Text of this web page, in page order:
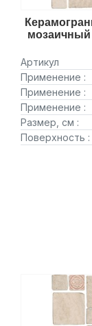
Артикул
Применение :
Применение :
Применение :
Размер, см :
Поверхность :